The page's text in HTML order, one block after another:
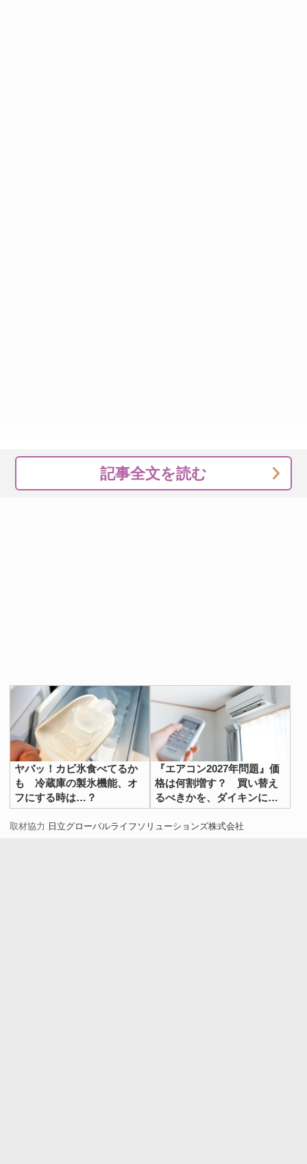
記事全文を読む
ヤバッ！カビ氷食べてるか
も 冷蔵庫の製氷機能、オ
フにする時は…？
『エアコン2027年問題』価
格は何割増す？ 買い替え
るべきかを、ダイキンに聞
いた
取材協力 日立グローバルライフソリューションズ株式会社